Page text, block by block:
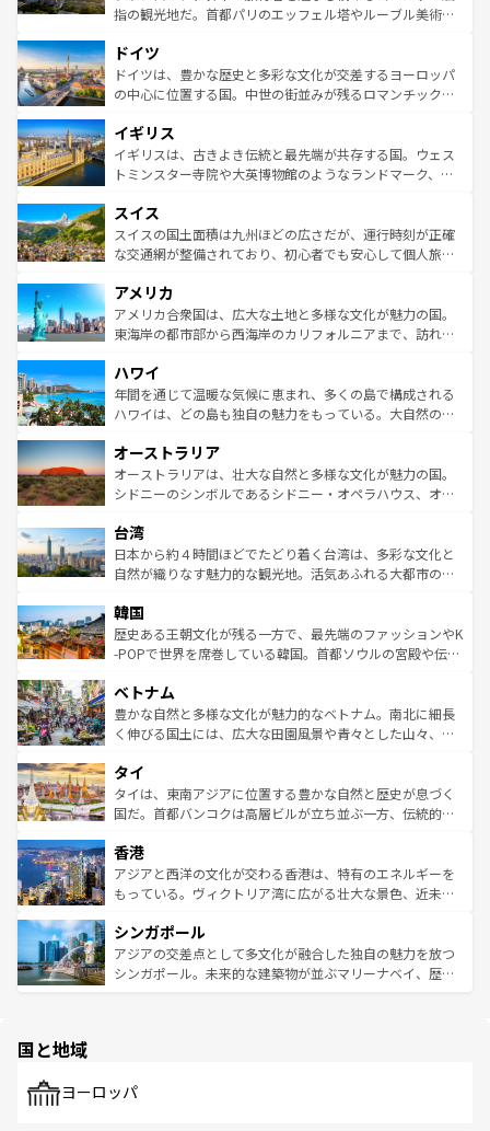
アートに溢れた街角から、地方では古代ローマ遺跡や中世
せる。地方によって風土や気候が異なるスペインはその個
性で訪れる人を魅了する。 なお、新着のスペイン情報は コ
ンテンツ一覧を参照してほしい。
指の観光地だ。首都パリのエッフェル塔やルーブル美術館
で、幅広い魅力が詰まっている。華麗な宮殿、歴史的な大
聖堂、美しいビーチ、そして豊かな自然が、訪れる者を心
から魅了する。また、フランスは美食の国としても知ら
いる。シャンパンの発祥地であるランス、プロヴァンスの
香り高いラベンダー畑など、多彩な楽しみ方が可能だ。さ
らに、パリ以外の地域にも魅力が溢れており、どの街角に
れる地方に足を運ぶとそれぞれで全く異なる文化を体験で
きるだろう。 なお、新着のフランス情報はコンテンツ一覧
を参照してほしい。
ドイツ
ドイツは、豊かな歴史と多彩な文化が交差するヨーロッパ
の中心に位置する国。中世の街並みが残るロマンチック街
顔を持つこの国は、どこを歩いても飽きることがない。ベ
ルリンの文化的活気、バイエルン州のアルプスの絶景、そ
してライン川沿いのワイン畑といった風景は必見。ビール
は、お酒好きな人にはぜひ体験してほしい。 なお、新着の
ドイツ情報はコンテンツ一覧を参照してほしい。
イギリス
イギリスは、古きよき伝統と最先端が共存する国。ウェス
トミンスター寺院や大英博物館のようなランドマーク、歴
リアごとに異なる魅力がある。また、優雅なアフタヌーン
ティー、ビール好きにはたまらない英国パブ、サッカー観
戦など、本場だからこそできる体験も豊富。イギリスを旅
ンツ一覧を参照してほしい。
スイス
スイスの国土面積は九州ほどの広さだが、運行時刻が正確
な交通網が整備されており、初心者でも安心して個人旅行
の建物がそのまま残る町や、スイスならではのユニークな
博物館もあり、アルプス観光だけでなく町歩きも満喫する
ことができる。国民の所得が高いため物価も高いが、旅行
ば市内交通費無料で観光を楽しむこともできる。 なお、新
着のスイス情報はコンテンツ一覧 を参照してほしい。
アメリカ
アメリカ合衆国は、広大な土地と多様な文化が魅力の国。
東海岸の都市部から西海岸のカリフォルニアまで、訪れる
のような巨大都市は、観光、ショッピング、エンターテイ
ンメントが詰まった刺激的なスポットだ。一方、アメリカ
西部には大自然が広がり、グランドキャニオンやイエロー
部のニューオーリンズでは、音楽と美食が融合した独特の
文化が魅力。旅行者はアメリカの各地域で異なる魅力を楽
しみながら、その多様性と豊かな歴史を感じることができ
ならではの贅沢な旅のスタイルだ。 なお、新着のアメリカ
情報はコンテンツ一覧を参照してほしい。
ハワイ
年間を通じて温暖な気候に恵まれ、多くの島で構成される
ハワイは、どの島も独自の魅力をもっている。大自然の神
ワイ島は見逃せない。また、定番の観光地といえばオアフ
島だが、静かな自然を求めるならマウイ島やカウアイ島が
おすすめ。エメラルドグリーンに輝く海をはじめ、豊かな
れるおもてなしの心で訪れる人々を迎えてくれるハワイの
人々、おいしいローカルフードやハワイアンミュージッ
ク、伝統的なフラダンスなど、すべてがハワイの魅力を彩
ワイを、存分に味わってほしい。 なお、新着のハワイ情報
はコンテンツ一覧を参照してほしい。
オーストラリア
オーストラリアは、壮大な自然と多様な文化が魅力の国。
シドニーのシンボルであるシドニー・オペラハウス、オー
リアリーフや大陸中央部にそびえるウルル（エアーズロッ
ク）、タスマニアの美しい原生林やケアンズの熱帯雨林な
ど、見どころがたくさん。また、カフェやワイン、オージ
いる。アクティビティも充実しており、サーフィンやダイ
ビング、ハイキングなど、アウトドア好きにはたまらな
い。オーストラリアの多彩な魅力を存分に味わいつくそ
参照してほしい。
台湾
日本から約４時間ほどでたどり着く台湾は、多彩な文化と
自然が織りなす魅力的な観光地。活気あふれる大都市の台
ン）、静ひつな山岳地帯である台湾東部など、都市の喧騒
と山間の静けさが共存しており、訪れる人に新しい発見と
驚きをもたらしてくれる。また、奥深い台湾の食文化も魅
容にもいいと評判のスイーツなど、バラエティ豊かな料理
が味わえる。 なお、新着の台湾情報は コンテンツ一覧を参
照してほしい。
韓国
歴史ある王朝文化が残る一方で、最先端のファッションやK
-POPで世界を席巻している韓国。首都ソウルの宮殿や伝統
き、地方に足を延ばせば四季折々の自然美を楽しむことが
できる。そして、キムチや焼肉、絶品のストリートフード
まで、さまざまな韓国料理が待っている。夜には、韓国な
リティに包まれながら、韓国の多彩な魅力を心ゆくまで味
わってみてほしい。 なお、新着の韓国情報はコンテンツ一
覧を参照してほしい。
ベトナム
豊かな自然と多様な文化が魅力的なベトナム。南北に細長
く伸びる国土には、広大な田園風景や青々とした山々、世
急速な発展と共に伝統が息づく。ハノイの古い町並みやホ
ーチミン市のフランス統治時代の建物も、独特の雰囲気を
醸し出している。また、バラエティの豊かさとおいしさで
とつ。フォーやバインミー、ベトナムコーヒーなどは、ぜ
ひ現地で味わいたい。どの地域を訪れてもあたたかい人々
が旅行者を迎えてくれるので、きっと忘れられない旅にな
参照してほしい。
タイ
タイは、東南アジアに位置する豊かな自然と歴史が息づく
国だ。首都バンコクは高層ビルが立ち並ぶ一方、伝統的な
の活気が交差している。北部ではチェンマイなどの山岳地
帯で自然と触れ合い、南部ではプーケットやクラビの美し
いビーチでリゾート気分を楽しむことができる。タイ料理
激する。気候は一年中温暖で、どの季節にも異なる楽しみ
が待っている。親しみやすいタイの人々、仏教を中心とし
た文化、そして多様な観光資源が、訪れる旅人を魅了し続
香港
アジアと西洋の文化が交わる香港は、特有のエネルギーを
もっている。ヴィクトリア湾に広がる壮大な景色、近未来
み、どこを訪れても感動するはず。観光スポットが密集し
ており、効率よく見どころを回れるのも魅力。息をのむよ
うな絶景から文化的な体験まで、香港を存分に楽しみ尽く
シンガポール
アジアの交差点として多文化が融合した独自の魅力を放つ
シンガポール。未来的な建築物が並ぶマリーナベイ、歴史
で、ホーカーズは地元の風情を楽しめる外せないスポット
国と地域
ヨーロッパ